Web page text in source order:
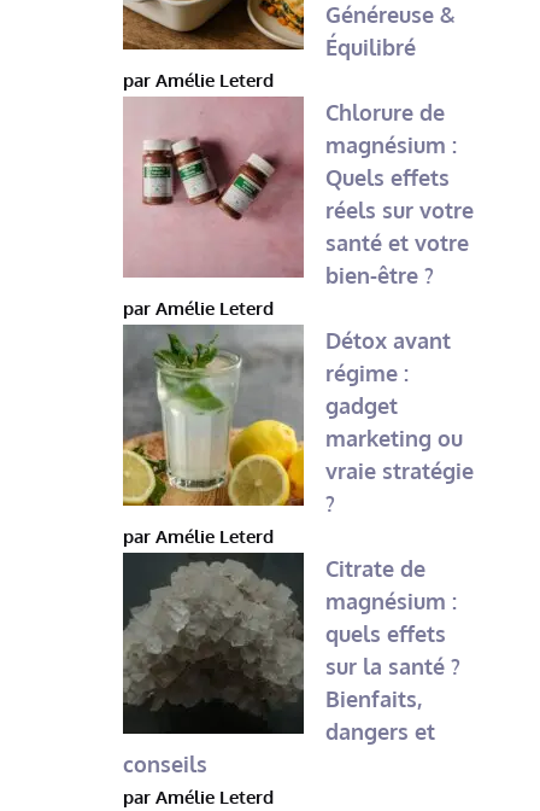
Généreuse &
Équilibré
par Amélie Leterd
Chlorure de
magnésium :
Quels effets
réels sur votre
santé et votre
bien-être ?
par Amélie Leterd
Détox avant
régime :
gadget
marketing ou
vraie stratégie
?
par Amélie Leterd
Citrate de
magnésium :
quels effets
sur la santé ?
Bienfaits,
dangers et
conseils
par Amélie Leterd